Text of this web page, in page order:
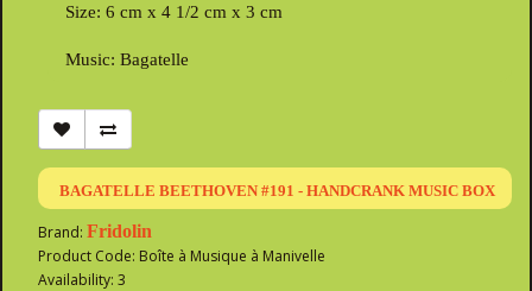
Size: 6 cm x 4 1/2 cm x 3 cm
Music: Bagatelle
BAGATELLE BEETHOVEN #191 - HANDCRANK MUSIC BOX
Brand: Fridolin
Product Code: Boîte à Musique à Manivelle
Availability: 3